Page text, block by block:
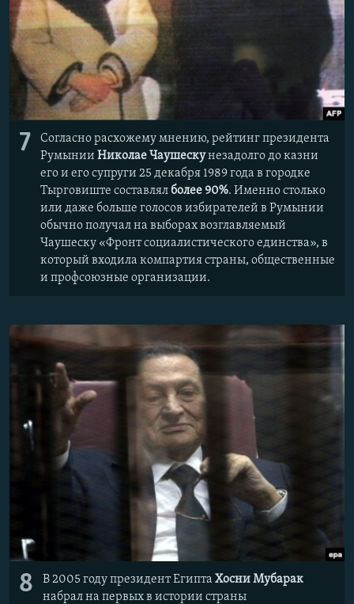
7
Согласно расхожему мнению, рейтинг президента
Румынии Николае Чаушескунезадолго до казни
его и его супруги 25 декабря 1989 года в городке
Тырговиште составлялболее 90%. Именно столько
или даже больше голосов избирателей в Румынии
обычно получал на выборах возглавляемый
Чаушеску «Фронт социалистического единства», в
который входила компартия страны, общественные
и профсоюзные организации.
8 В 2005 году президент Египта Хосни Мубарак
набрал на первых в истории страны